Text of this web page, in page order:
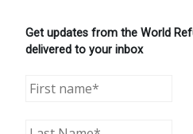
Get updates from the World
delivered to your inbox